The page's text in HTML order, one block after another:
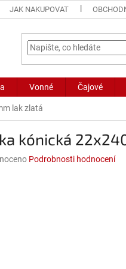
JAK NAKUPOVAT
Vonné Čajové
lak zlatá
kónická
Podrobnosti hodnocení